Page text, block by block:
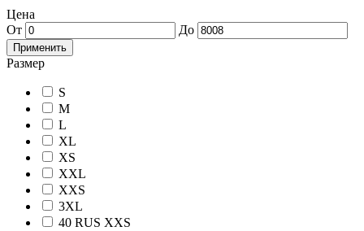
Цена
От
До
Применить
Размер
S
M
L
XL
XS
XXL
XXS
3XL
40 RUS XXS